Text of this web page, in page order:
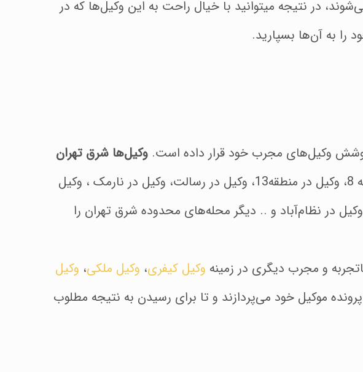
در نتیجه میتوانید با خیال راحت به این وکیل‌ها که در
را به آن‌ها بسپارید.
وکیل‌ها شرق تهران
در این دفتر حقوقی شامل محله‌های مختلف می‌باشد. وکیل در منطقه 4، وکیل در منطقه 8، وکیل در منطقه13، وکیل در رسالت، وکیل در نارمک ، وکیل
در نظام‌آباد و .. دیگر محله‌های محدوده شرق تهران را
و مجرب دیگری در زمینه وکیل کیفری، وکیل ملکی، وکیل
موکیل خود می‌پردازند و تا برای رسیدن به نتیجه مطلوب